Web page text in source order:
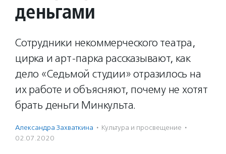
деньгами
Сотрудники некоммерческого театра,
цирка и арт-парка рассказывают, как
дело «Седьмой студии» отразилось на
их работе и объясняют, почему не хотят
брать деньги Минкульта.
Александра Захваткина · Культура и просвещение ·
02.07.2020